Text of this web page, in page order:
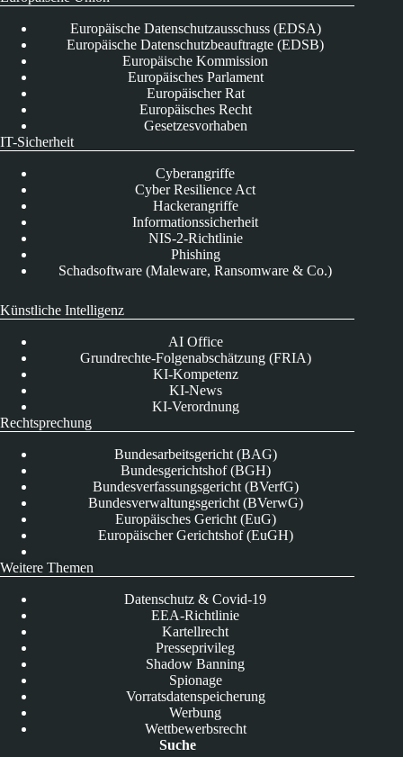
Europäische Datenschutzausschuss (EDSA)
Europäische Datenschutzbeauftragte (EDSB)
Europäische Kommission
Europäisches Parlament
Europäischer Rat
Europäisches Recht
Gesetzesvorhaben
IT-Sicherheit
Cyberangriffe
Cyber Resilience Act
Hackerangriffe
Informationssicherheit
NIS-2-Richtlinie
Phishing
Schadsoftware (Maleware, Ransomware & Co.)
Künstliche Intelligenz
AI Office
Grundrechte-Folgenabschätzung (FRIA)
KI-Kompetenz
KI-News
KI-Verordnung
Rechtsprechung
Bundesarbeitsgericht (BAG)
Bundesgerichtshof (BGH)
Bundesverfassungsgericht (BVerfG)
Bundesverwaltungsgericht (BVerwG)
Europäisches Gericht (EuG)
Europäischer Gerichtshof (EuGH)
Weitere Themen
Datenschutz & Covid-19
EEA-Richtlinie
Kartellrecht
Presseprivileg
Shadow Banning
Spionage
Vorratsdatenspeicherung
Werbung
Wettbewerbsrecht
Suche